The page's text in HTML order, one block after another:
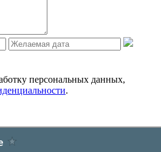
персональных данных,
.